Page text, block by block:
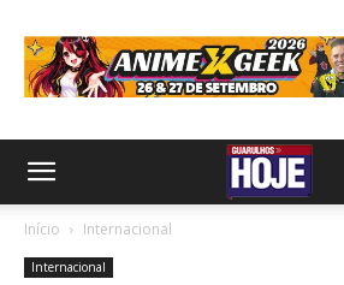
Início Internacional
Internacional